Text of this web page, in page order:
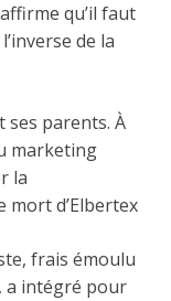
qu’il faut
de la
ses parents. À
marketing
la
mort d’Elbertex
frais émoulu
a intégré pour